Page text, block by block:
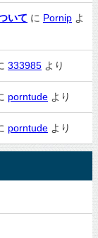
いて に Pornip よ
333985 より
porntude より
porntude より